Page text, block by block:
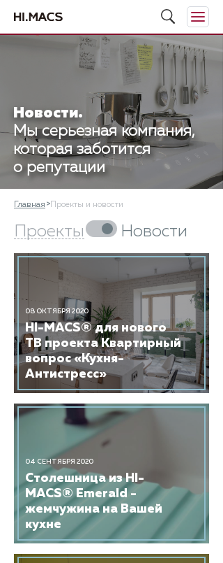
Новости.
Мы серьезная компания,
которая заботится
о репутации
Главная Проекты и новости
Проекты Новости
08 ОКТЯБРЯ 2020
HI-MACS® для нового
ТВ проекта Квартирный
вопрос «Кухня-
Антистресс»
04 СЕНТЯБРЯ 2020
Столешница из HI-
MACS® Emerald -
жемчужина на Вашей
кухне